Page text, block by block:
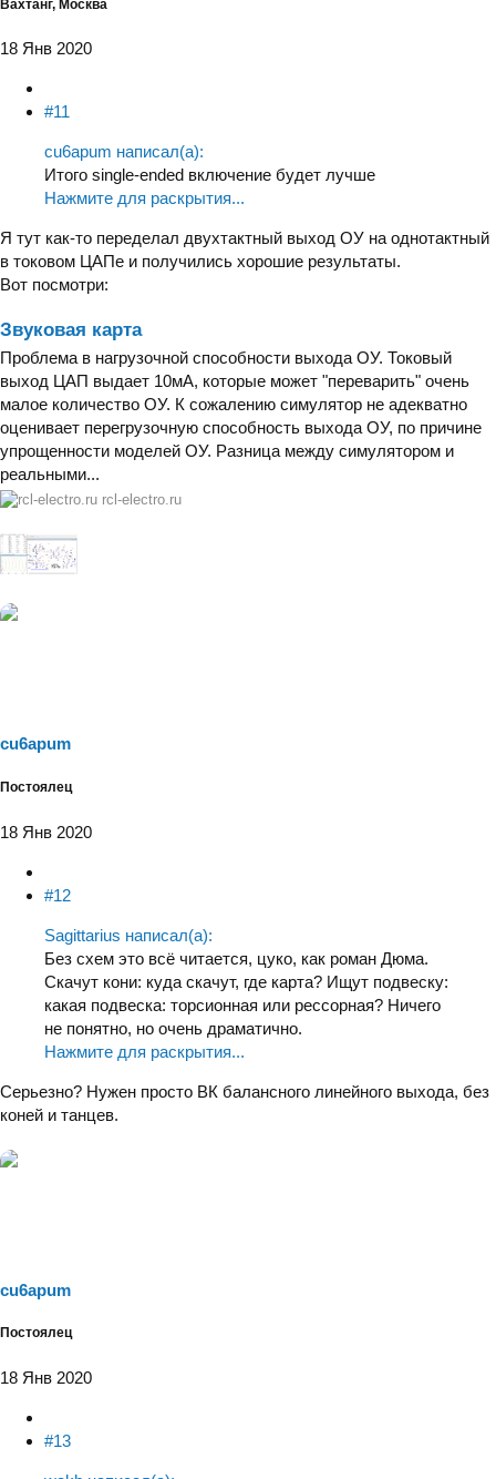
Вахтанг, Москва
18 Янв 2020
#11
cu6apum написал(а):
Итого single-ended включение будет лучше
Нажмите для раскрытия...
Я тут как-то переделал двухтактный выход ОУ на однотактный
в токовом ЦАПе и получились хорошие результаты.
Вот посмотри:
Звуковая карта
Проблема в нагрузочной способности выхода ОУ. Токовый
выход ЦАП выдает 10мА, которые может "переварить" очень
малое количество ОУ. К сожалению симулятор не адекватно
оценивает перегрузочную способность выхода ОУ, по причине
упрощенности моделей ОУ. Разница между симулятором и
реальными...
rcl-electro.ru
cu6apum
Постоялец
18 Янв 2020
#12
Sagittarius написал(а):
Без схем это всё читается, цуко, как роман Дюма.
Скачут кони: куда скачут, где карта? Ищут подвеску:
какая подвеска: торсионная или рессорная? Ничего
не понятно, но очень драматично.
Нажмите для раскрытия...
Серьезно? Нужен просто ВК балансного линейного выхода, без
коней и танцев.
cu6apum
Постоялец
18 Янв 2020
#13